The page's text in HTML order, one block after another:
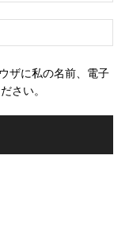
ー
ェ
ザに私の名前、電子
さい。